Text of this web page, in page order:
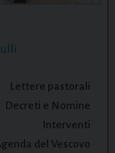
Lettere pastorali
Decreti e Nomine
Interventi
del Vescovo